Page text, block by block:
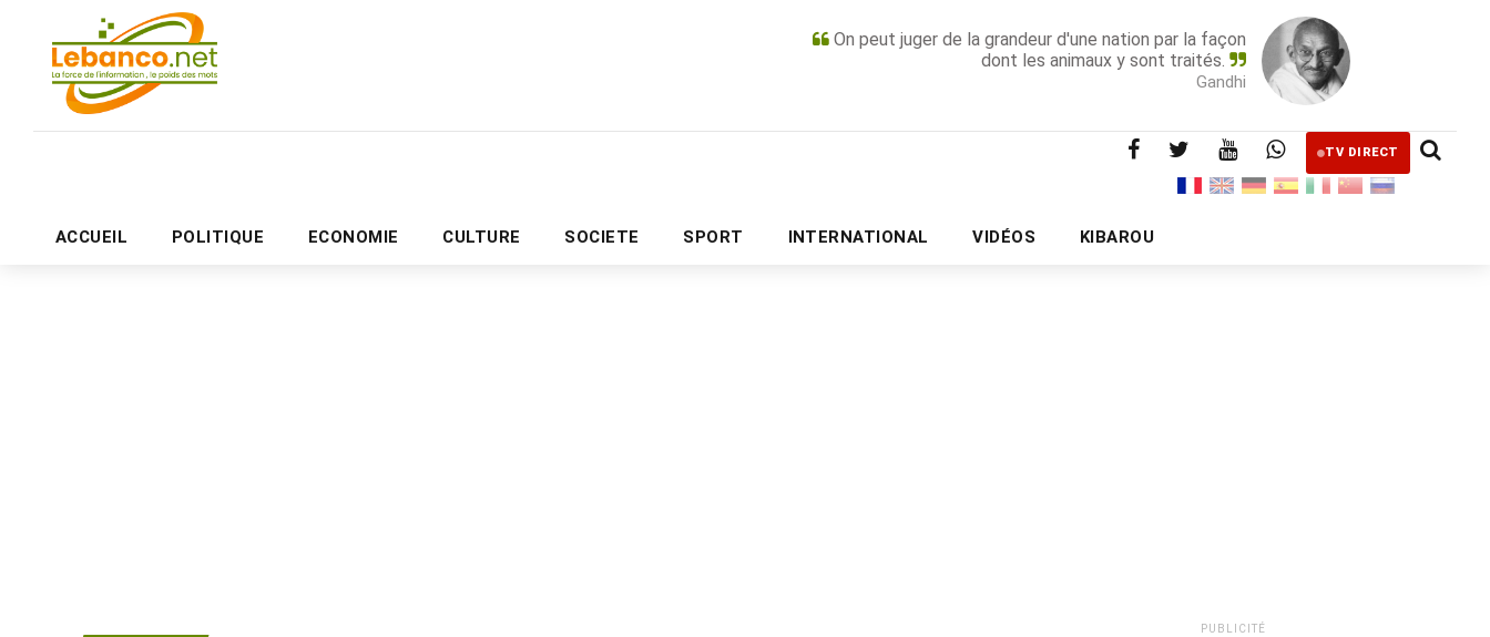
On peut juger de la grandeur d'une nation par la façon
dont les animaux y sont traités.
Gandhi
TV DIRECT
ACCUEIL POLITIQUE ECONOMIE CULTURE SOCIETE SPORT INTERNATIONAL VIDÉOS KIBAROU
PUBLICITÉ
PUBLICITÉ